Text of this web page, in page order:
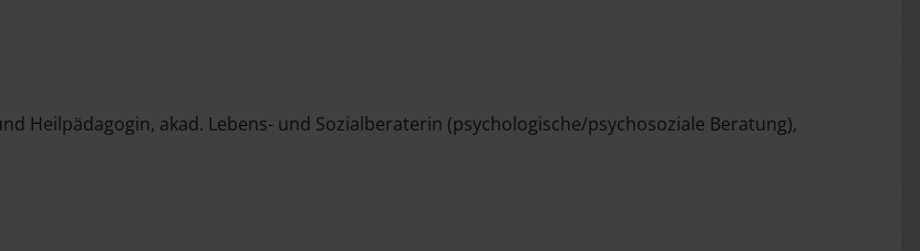
Heilpädagogin, akad. Lebens- und Sozialberaterin (psychologische/psychosoziale Beratung),